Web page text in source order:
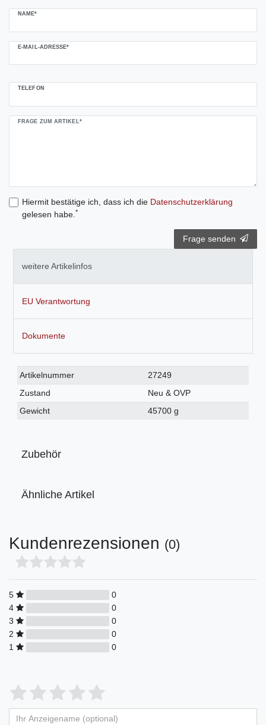
NAME*
E-MAIL-ADRESSE*
TELEFON
FRAGE ZUM ARTIKEL*
Hiermit bestätige ich, dass ich die Daten­schutz­erklärung
gelesen habe. *
Frage senden
weitere Artikelinfos
EU Verantwortung
Dokumente
Technisches
Merkmal
Wert
Artikelnummer
27249
Zustand
Neu & OVP
Gewicht
45700 g
Zubehör
Ähnliche Artikel
Kundenrezensionen (0)
5
0
4
0
3
0
2
0
1
0
Bewertungssterne
von
4
von
3
von
2
von
1
von